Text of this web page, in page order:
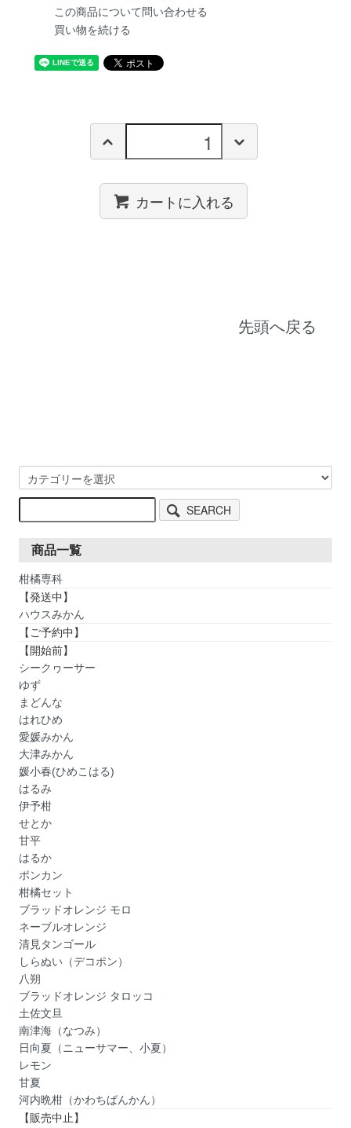
この商品について問い合わせる
買い物を続ける
カートに入れる
先頭へ戻る
SEARCH
商品一覧
柑橘専科
【発送中】
ハウスみかん
【ご予約中】
【開始前】
シークヮーサー
ゆず
まどんな
はれひめ
愛媛みかん
大津みかん
媛小春(ひめこはる)
はるみ
伊予柑
せとか
甘平
はるか
ポンカン
柑橘セット
ブラッドオレンジ モロ
ネーブルオレンジ
清見タンゴール
しらぬい（デコポン）
八朔
ブラッドオレンジ タロッコ
土佐文旦
南津海（なつみ）
日向夏（ニューサマー、小夏）
レモン
甘夏
河内晩柑（かわちばんかん）
【販売中止】